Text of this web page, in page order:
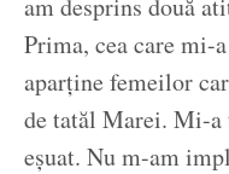
Prima, cea care mi-
aparține femeilor
de tatăl Marei. Mi-
eșuat. Nu m-am